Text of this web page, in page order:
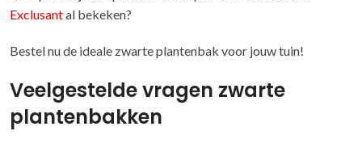
Exclusantal bekeken?
Bestel nu de ideale zwarte plantenbak voor jouw tuin!
Veelgestelde vragen zwarte
plantenbakken